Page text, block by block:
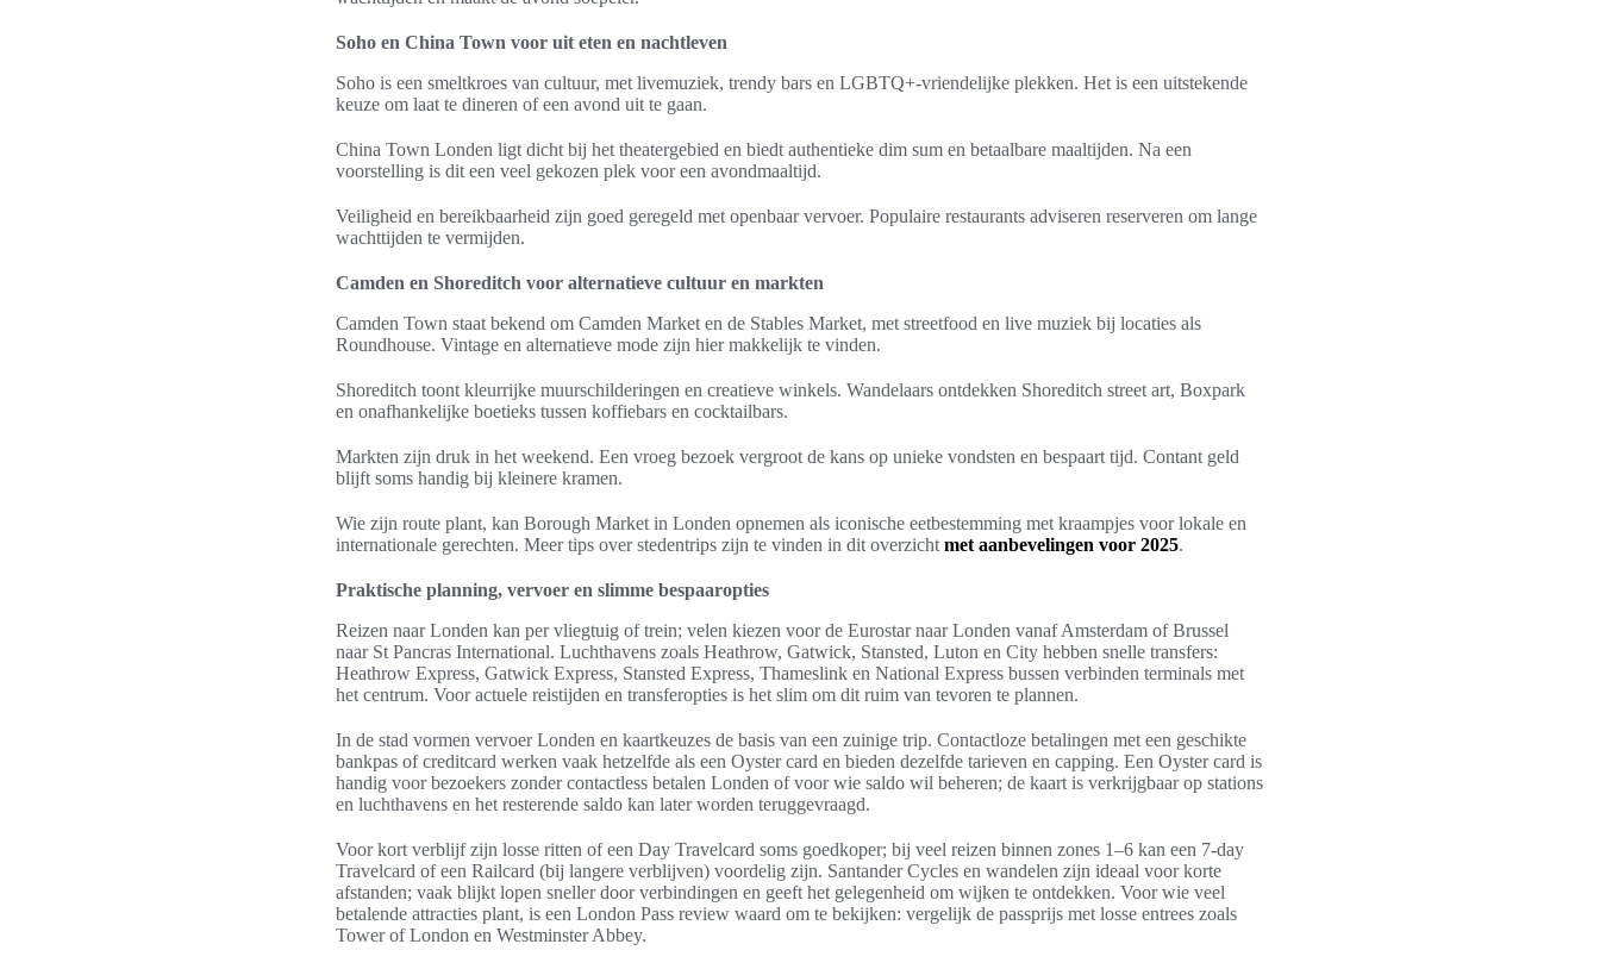
Soho en China Town voor uit eten en nachtleven
Soho is een smeltkroes van cultuur, met livemuziek, trendy bars en LGBTQ+-vriendelijke plekken. Het is een uitstekende
keuze om laat te dineren of een avond uit te gaan.
China Town Londen ligt dicht bij het theatergebied en biedt authentieke dim sum en betaalbare maaltijden. Na een
voorstelling is dit een veel gekozen plek voor een avondmaaltijd.
Veiligheid en bereikbaarheid zijn goed geregeld met openbaar vervoer. Populaire restaurants adviseren reserveren om lange
wachttijden te vermijden.
Camden en Shoreditch voor alternatieve cultuur en markten
Camden Town staat bekend om Camden Market en de Stables Market, met streetfood en live muziek bij locaties als
Roundhouse. Vintage en alternatieve mode zijn hier makkelijk te vinden.
Shoreditch toont kleurrijke muurschilderingen en creatieve winkels. Wandelaars ontdekken Shoreditch street art, Boxpark
en onafhankelijke boetieks tussen koffiebars en cocktailbars.
Markten zijn druk in het weekend. Een vroeg bezoek vergroot de kans op unieke vondsten en bespaart tijd. Contant geld
blijft soms handig bij kleinere kramen.
Wie zijn route plant, kan Borough Market in Londen opnemen als iconische eetbestemming met kraampjes voor lokale en
internationale gerechten. Meer tips over stedentrips zijn te vinden in dit overzicht met aanbevelingen voor 2025.
Praktische planning, vervoer en slimme bespaaropties
Reizen naar Londen kan per vliegtuig of trein; velen kiezen voor de Eurostar naar Londen vanaf Amsterdam of Brussel
naar St Pancras International. Luchthavens zoals Heathrow, Gatwick, Stansted, Luton en City hebben snelle transfers:
Heathrow Express, Gatwick Express, Stansted Express, Thameslink en National Express bussen verbinden terminals met
het centrum. Voor actuele reistijden en transferopties is het slim om dit ruim van tevoren te plannen.
In de stad vormen vervoer Londen en kaartkeuzes de basis van een zuinige trip. Contactloze betalingen met een geschikte
bankpas of creditcard werken vaak hetzelfde als een Oyster card en bieden dezelfde tarieven en capping. Een Oyster card is
handig voor bezoekers zonder contactless betalen Londen of voor wie saldo wil beheren; de kaart is verkrijgbaar op stations
en luchthavens en het resterende saldo kan later worden teruggevraagd.
Voor kort verblijf zijn losse ritten of een Day Travelcard soms goedkoper; bij veel reizen binnen zones 1–6 kan een 7-day
Travelcard of een Railcard (bij langere verblijven) voordelig zijn. Santander Cycles en wandelen zijn ideaal voor korte
afstanden; vaak blijkt lopen sneller door verbindingen en geeft het gelegenheid om wijken te ontdekken. Voor wie veel
betalende attracties plant, is een London Pass review waard om te bekijken: vergelijk de passprijs met losse entrees zoals
Tower of London en Westminster Abbey.